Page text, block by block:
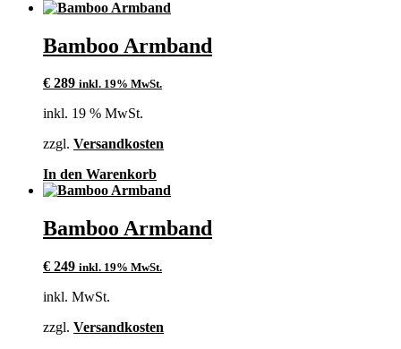
Bamboo Armband
€ 289 inkl. 19% MwSt.
inkl. 19 % MwSt.
zzgl. Versandkosten
In den Warenkorb
Bamboo Armband
€ 249 inkl. 19% MwSt.
inkl. MwSt.
zzgl. Versandkosten